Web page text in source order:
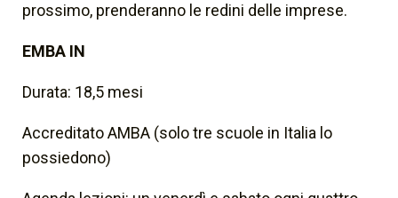
prossimo, prenderanno le redini delle imprese.
EMBA IN
Durata: 18,5 mesi
Accreditato AMBA (solo tre scuole in Italia lo
possiedono)